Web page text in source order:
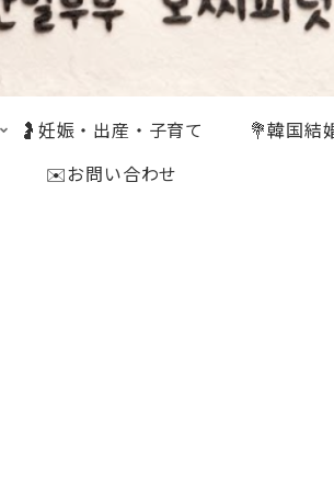
🤰妊娠・出産・子育て 💐韓国結
✉️お問い合わせ